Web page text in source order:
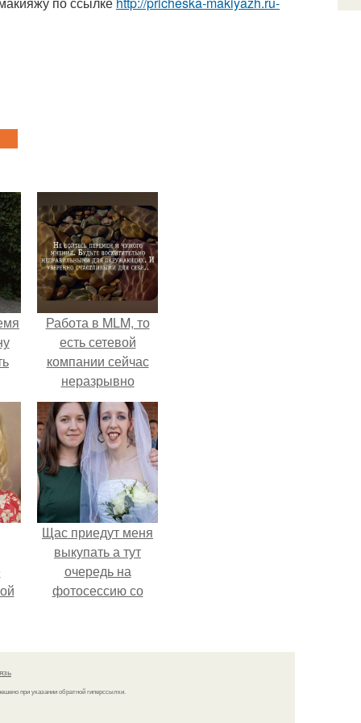
Работа в MLM, то
есть сетевой
компании сейчас
неразрывно
связана с создание
своего контента,
своей страницы в
соц сетях.
Щас приедут меня
выкупать а тут
очередь на
фотосессию со
при указании обратной гиперссылки.